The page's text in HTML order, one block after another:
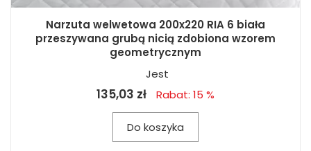
Narzuta welwetowa 200x220 RIA 6 biała
przeszywana grubą nicią zdobiona wzorem
geometrycznym
Jest
135,03 zł Rabat: 15 %
Do koszyka